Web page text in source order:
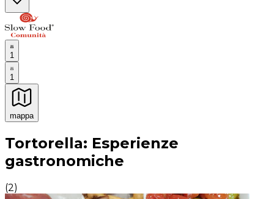
1
1
mappa
Esperienze culinarie indimenticabili: Esperienze
Tortorella: Esperienze
gastronomiche
(2)